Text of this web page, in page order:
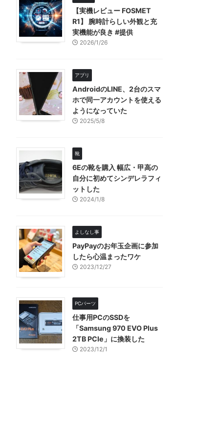
【実機レビュー FOSMET
R1】 腕時計らしい外観と充
実機能が良き #提供
2026/1/26
アプリ
AndroidのLINE、2台のスマ
ホで同一アカウントを使える
ようになっていた
2025/5/8
靴
6Eの靴を購入 幅広・甲高の
自分に初めてシンデレラフィ
ットした
2024/1/8
よしなし事
PayPayのお年玉企画に参加
したら心温まったワケ
2023/12/27
PCパーツ
仕事用PCのSSDを
「Samsung 970 EVO Plus
2TB PCIe」に換装した
2023/12/1